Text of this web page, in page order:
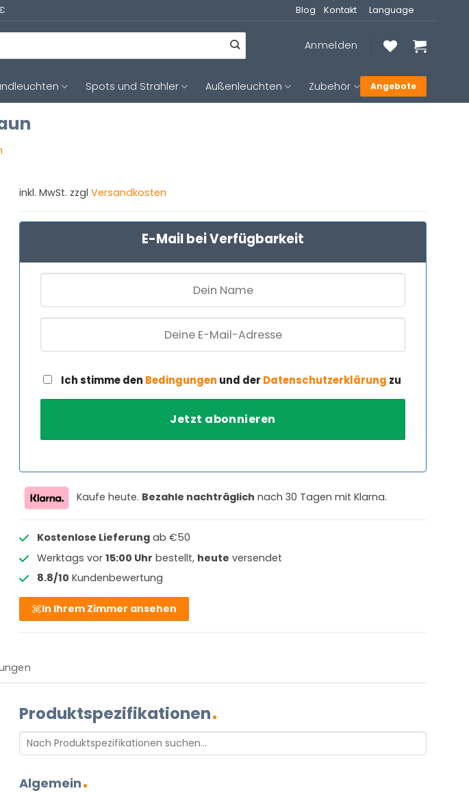
Blog Kontakt Language
Anmelden
Spots und Strahler Außenleuchten Zubehör Angebote
inkl. MwSt. zzgl Versandkosten
E-Mail bei Verfügbarkeit
Ich stimme den Bedingungen und der Datenschutzerklärung zu
Kaufe heute. Bezahle nachträglich nach 30 Tagen mit Klarna.
Kostenlose Lieferungab €50
Werktags vor 15:00 Uhr bestellt, heute versendet
8.8/10 Kundenbewertung
In Ihrem Zimmer ansehen
Produktspezifikationen
Algemein